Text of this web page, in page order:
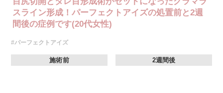
スライン形成！パーフェクトアイズの処置前と2週
間後の症例です(20代女性)
#パーフェクトアイズ
施術前 2週間後